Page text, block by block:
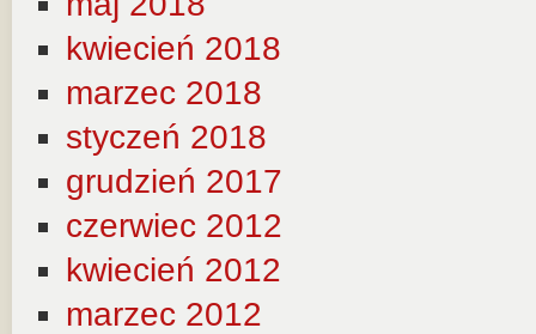
kwiecień 2018
marzec 2018
styczeń 2018
grudzień 2017
czerwiec 2012
kwiecień 2012
marzec 2012